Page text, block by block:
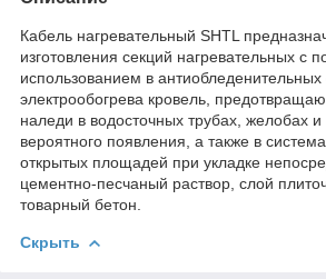
Кабель нагревательный SHTL
изготовления секций нагревательных с
использованием в антиобледенительных
электрообогрева кровель,
наледи в водосточных трубах, желобах и
вероятного появления, а также в
открытых площадей при укладке
цементно-песчаный раствор, слой
товарный бетон.
Скрыть